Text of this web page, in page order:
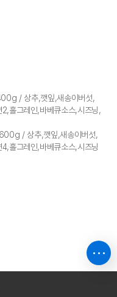
/ 상추,깻잎,새송이버섯,
홀그레인,바베큐소스,시즈닝,
/ 상추,깻잎,새송이버섯,
홀그레인,바베큐소스,시즈닝